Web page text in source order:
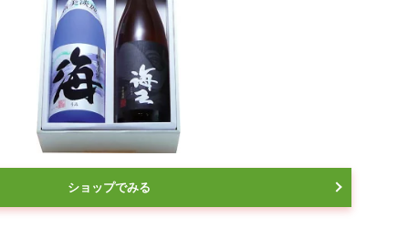
ショップでみる